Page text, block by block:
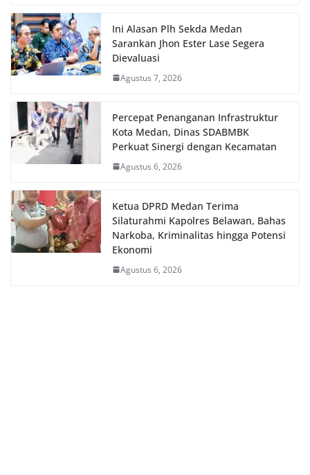
Ini Alasan Plh Sekda Medan
Sarankan Jhon Ester Lase Segera
Dievaluasi
Agustus 7, 2026
Percepat Penanganan Infrastruktur
Kota Medan, Dinas SDABMBK
Perkuat Sinergi dengan Kecamatan
Agustus 6, 2026
Ketua DPRD Medan Terima
Silaturahmi Kapolres Belawan, Bahas
Narkoba, Kriminalitas hingga Potensi
Ekonomi
Agustus 6, 2026